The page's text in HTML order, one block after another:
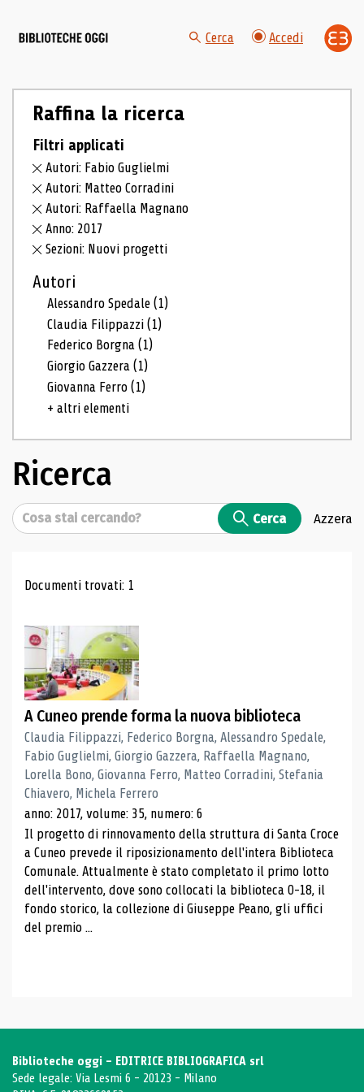
Cerca Accedi
Raffina la ricerca
Filtri applicati
Autori: Fabio Guglielmi
Autori: Matteo Corradini
Autori: Raffaella Magnano
Anno: 2017
Sezioni: Nuovi progetti
Autori
Alessandro Spedale(1)
Claudia Filippazzi(1)
Federico Borgna(1)
Giorgio Gazzera(1)
Giovanna Ferro(1)
+ altri elementi
Ricerca
Cerca Cerca Azzera
Risultati di ricerca
Documenti trovati: 1
A Cuneo prende forma la nuova biblioteca
Claudia Filippazzi, Federico Borgna, Alessandro Spedale,
Fabio Guglielmi, Giorgio Gazzera, Raffaella Magnano,
Lorella Bono, Giovanna Ferro, Matteo Corradini, Stefania
Chiavero, Michela Ferrero
anno: 2017, volume: 35, numero: 6
Il progetto di rinnovamento della struttura di Santa Croce
a Cuneo prevede il riposizionamento dell'intera Biblioteca
Comunale. Attualmente è stato completato il primo lotto
dell'intervento, dove sono collocati la biblioteca 0-18, il
fondo storico, la collezione di Giuseppe Peano, gli uffici
del premio ...
Biblioteche oggi - EDITRICE BIBLIOGRAFICA srl
Sede legale: Via Lesmi 6 - 20123 - Milano